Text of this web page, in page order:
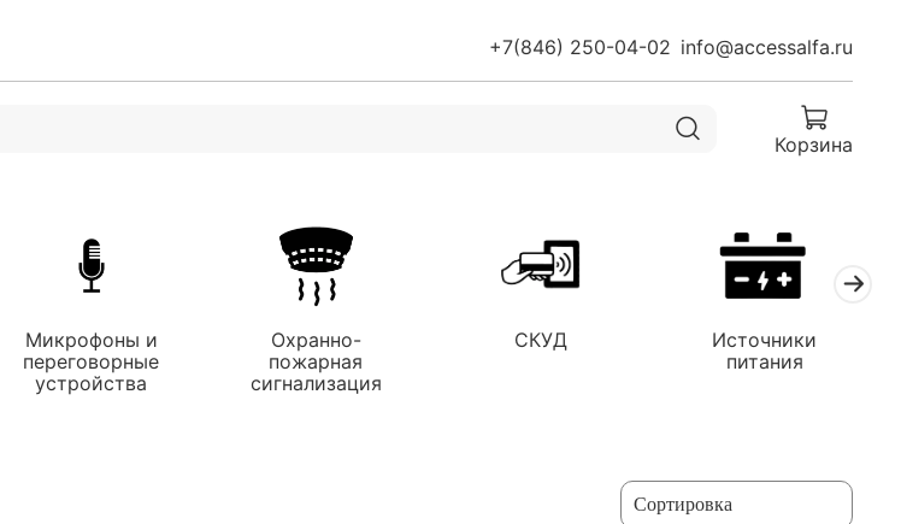
+7(846) 250-04-02 info@accessalfa.ru
Корзина
Микрофоны и
переговорные
устройства
Охранно-
пожарная
сигнализация
СКУД
Источники
питания